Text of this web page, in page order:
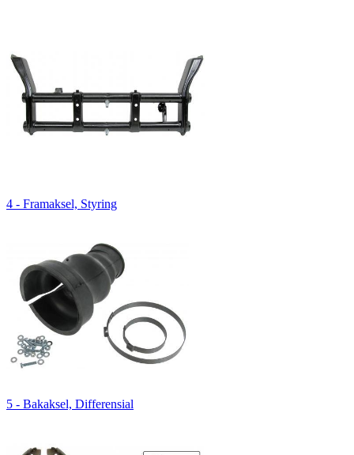
4 - Framaksel, Styring
5 - Bakaksel, Differensial